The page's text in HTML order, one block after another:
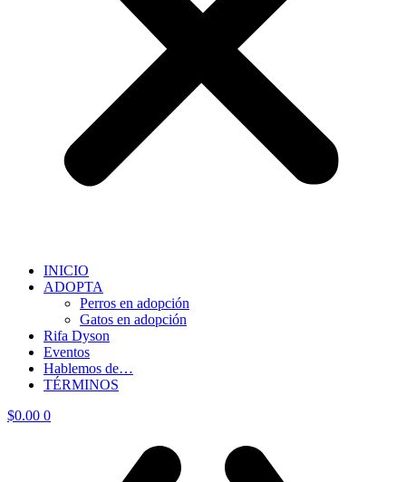
INICIO
ADOPTA
Perros en adopción
Gatos en adopción
Rifa Dyson
Eventos
Hablemos de…
TÉRMINOS
$0.00 0